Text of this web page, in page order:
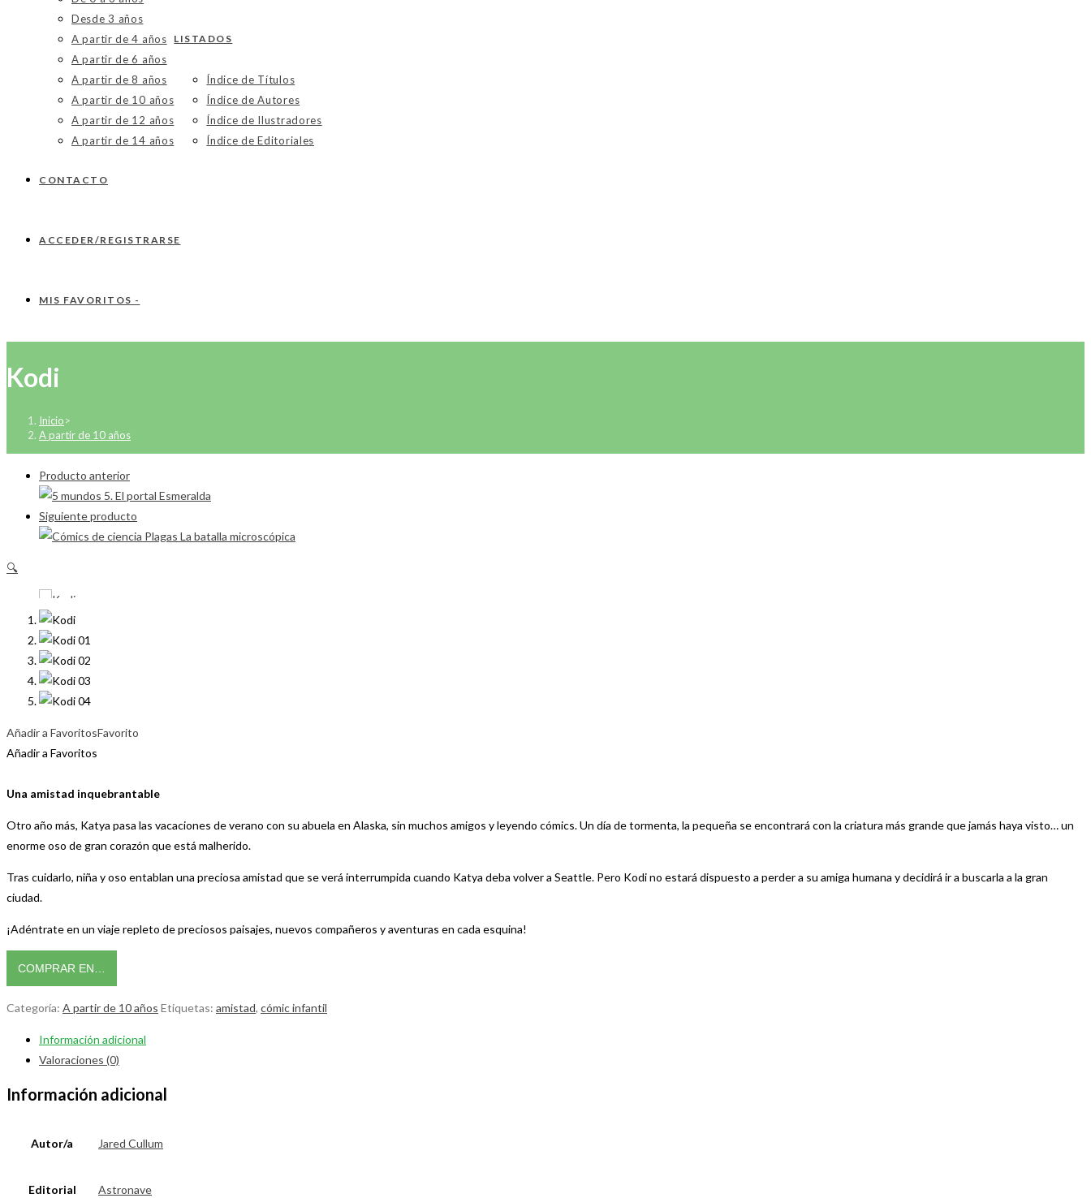
Desde 3 años
A partir de 4 años
A partir de 6 años
A partir de 8 años
A partir de 10 años
A partir de 12 años
A partir de 14 años
LISTADOS
Índice de Títulos
Índice de Autores
Índice de Ilustradores
Índice de Editoriales
CONTACTO
ACCEDER/REGISTRARSE
MIS FAVORITOS -
Kodi
Inicio>
A partir de 10 años
Producto anterior
Siguiente producto
🔍
Añadir a FavoritosFavorito
Añadir a Favoritos
Una amistad inquebrantable
Otro año más, Katya pasa las vacaciones de verano con su abuela en Alaska, sin muchos amigos y leyendo cómics. Un día de tormenta, la pequeña se encontrará con la criatura más grande que jamás haya visto… un
enorme oso de gran corazón que está malherido.
Tras cuidarlo, niña y oso entablan una preciosa amistad que se verá interrumpida cuando Katya deba volver a Seattle. Pero Kodi no estará dispuesto a perder a su amiga humana y decidirá ir a buscarla a la gran
ciudad.
¡Adéntrate en un viaje repleto de preciosos paisajes, nuevos compañeros y aventuras en cada esquina!
COMPRAR EN…
Categoría: A partir de 10 años Etiquetas: amistad, cómic infantil
Información adicional
Valoraciones (0)
Información adicional
Autor/a Jared Cullum
Editorial Astronave